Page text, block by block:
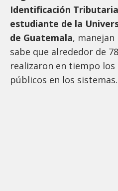
Identificación
estudiante de la
de Guatemala, manejan
sabe que alrededor de
realizaron en tiempo
públicos en los sistemas.